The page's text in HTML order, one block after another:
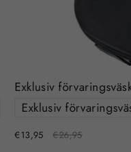
Exklusiv
€13,95 €26,95